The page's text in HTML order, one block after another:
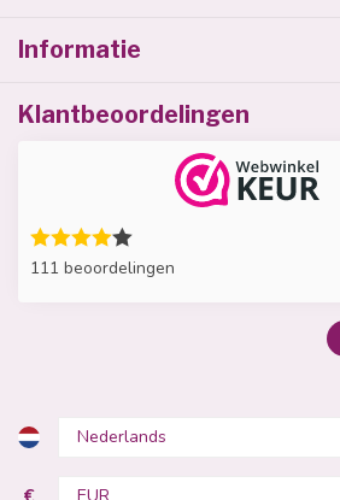
Informatie
Klantbeoordelingen
111 beoordelingen